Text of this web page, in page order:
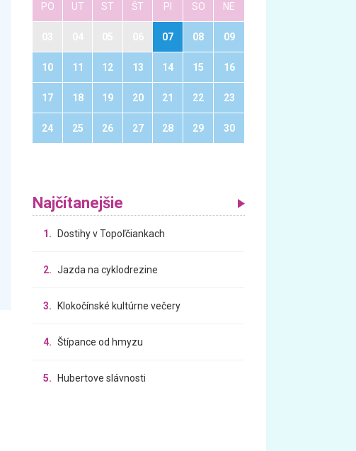
PO UT ST ŠT PI SO NE
07 08 09
10 11 12 13 14 15 16
17 18 19 20 21 22 23
24 25 26 27 28 29 30
Najčítanejšie
1. Dostihy v Topoľčiankach
2. Jazda na cyklodrezine
3. Klokočínské kultúrne večery
4. Štípance od hmyzu
5. Hubertove slávnosti